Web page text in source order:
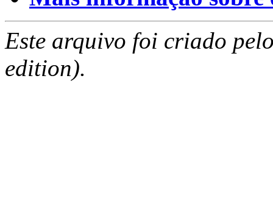
Este arquivo foi criado
edition).